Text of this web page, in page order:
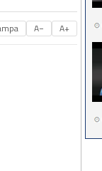
A− A+